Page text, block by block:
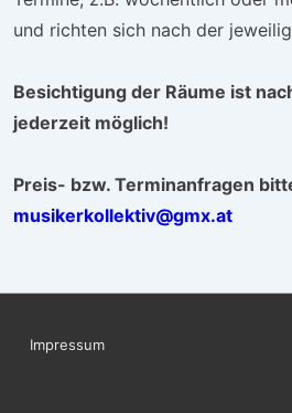
und richten sich nach der
Besichtigung der Räume ist
jederzeit möglich!
Preis- bzw. Terminanfragen
musikerkollektiv@gmx.at
Footer-
Impressum